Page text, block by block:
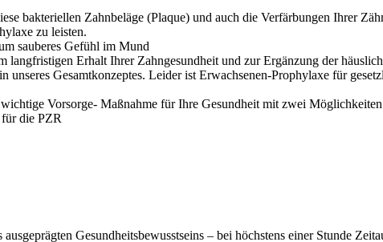
bakteriellen Zahnbeläge (Plaque) und auch die Verfärbungen Ihrer
zu leisten.
sauberes Gefühl im Mund
Erhalt Ihrer Zahngesundheit und zur Ergänzung der
Gesamtkonzeptes. Leider ist Erwachsenen-Prophylaxe für
Vorsorge- Maßnahme für Ihre Gesundheit mit zwei
die PZR
Gesundheitsbewusstseins – bei höchstens einer Stunde